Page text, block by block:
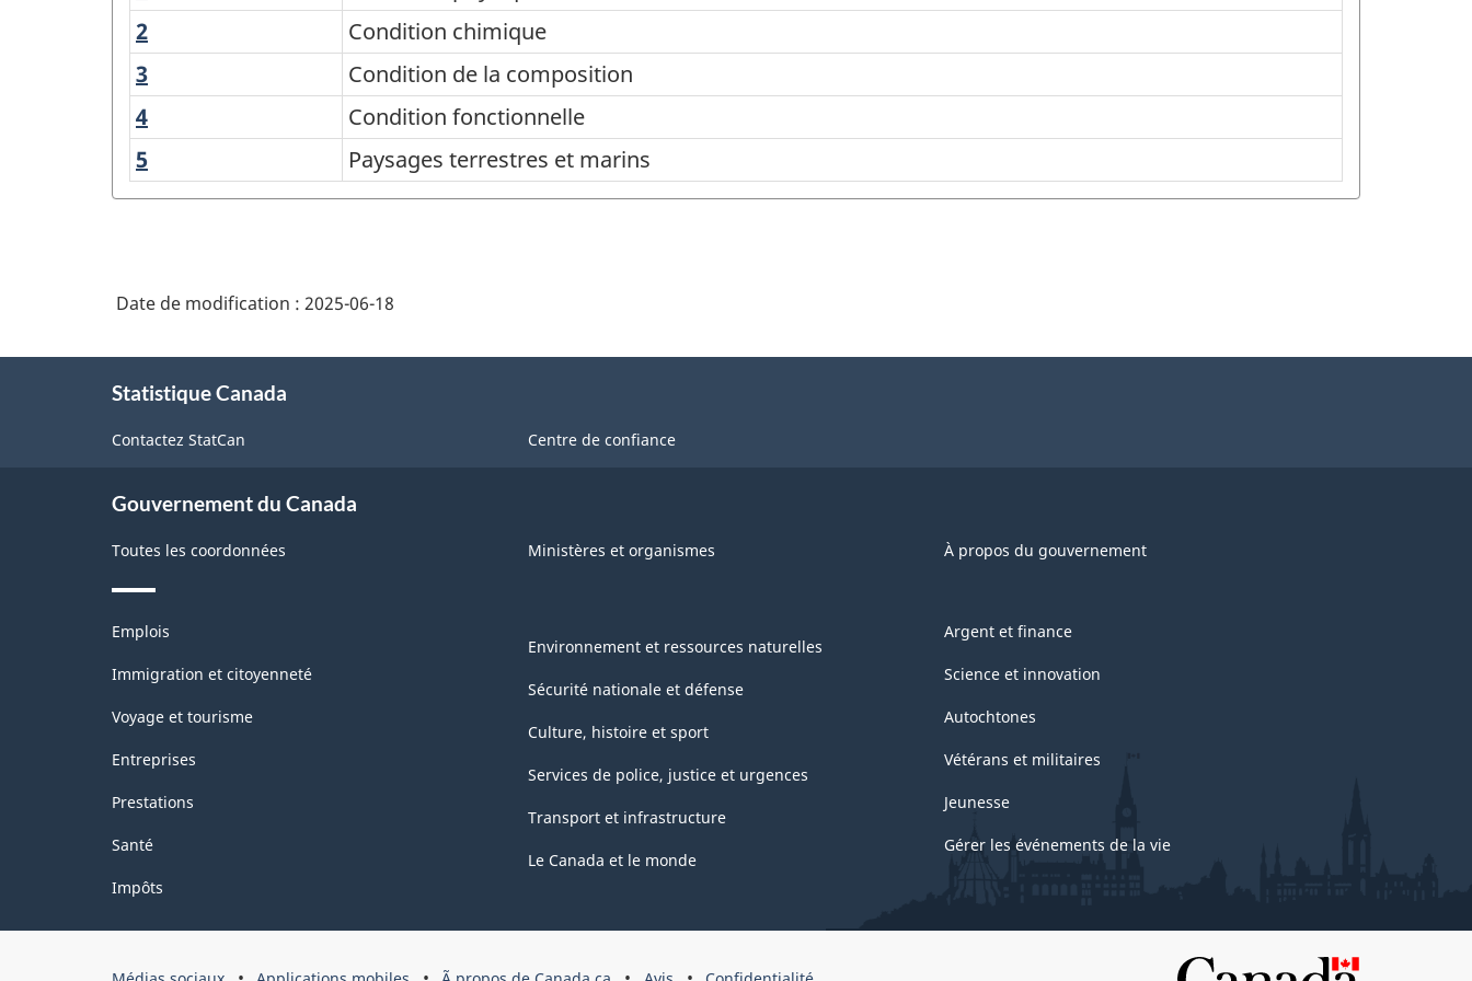
des
agroécosystèmes
-
Structure
de
la
physique
2
chimique
Condition chimique
3
de
la
Condition de la composition
4
fonctionnelle
Condition fonctionnelle
5
terrestres
Paysages terrestres et marins
Date de modification : 2025-06-18
Statistique Canada
Contactez StatCan Centre de confiance
Gouvernement du Canada
Toutes les coordonnées Ministères et organismes À propos du gouvernement
Thèmes
sujets
Emplois
Immigration et citoyenneté
Voyage et tourisme
Entreprises
Prestations
Santé
Impôts
Environnement et ressources naturelles
Sécurité nationale et défense
Culture, histoire et sport
Services de police, justice et urgences
Transport et infrastructure
Le Canada et le monde
Argent et finance
Science et innovation
Autochtones
Vétérans et militaires
Jeunesse
Gérer les événements de la vie
Organisation